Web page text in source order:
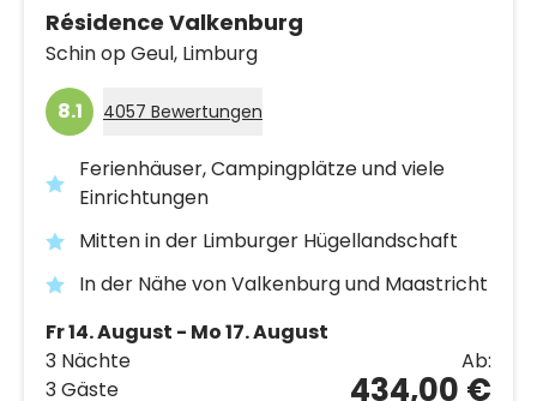
Résidence Valkenburg
Schin op Geul, Limburg
8.1 4057 Bewertungen
Ferienhäuser, Campingplätze und viele
Einrichtungen
Mitten in der Limburger Hügellandschaft
In der Nähe von Valkenburg und Maastricht
Fr 14. August - Mo 17. August
3 Nächte
3 Gäste
Ab:
434,00 €